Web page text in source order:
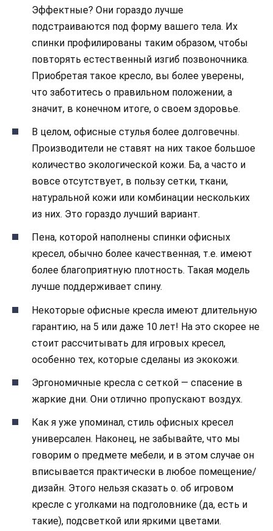
Эффектные? Они гораздо лучше
подстраиваются под форму вашего тела. Их
спинки профилированы таким образом, чтобы
повторять естественный изгиб позвоночника.
Приобретая такое кресло, вы более уверены,
что заботитесь о правильном положении, а
значит, в конечном итоге, о своем здоровье.
В целом, офисные стулья более долговечны.
Производители не ставят на них такое большое
количество экологической кожи. Ба, а часто и
вовсе отсутствует, в пользу сетки, ткани,
натуральной кожи или комбинации нескольких
из них. Это гораздо лучший вариант.
Пена, которой наполнены спинки офисных
кресел, обычно более качественная, т.е. имеют
более благоприятную плотность. Такая модель
лучше поддерживает спину.
Некоторые офисные кресла имеют длительную
гарантию, на 5 или даже 10 лет! На это скорее не
стоит рассчитывать для игровых кресел,
особенно тех, которые сделаны из экокожи.
Эргономичные кресла с сеткой — спасение в
жаркие дни. Они отлично пропускают воздух.
Как я уже упоминал, стиль офисных кресел
универсален. Наконец, не забывайте, что мы
говорим о предмете мебели, и в этом случае он
вписывается практически в любое помещение/
дизайн. Этого нельзя сказать о. об игровом
кресле с уголками на подголовнике (да, есть и
такие), подсветкой или яркими цветами.